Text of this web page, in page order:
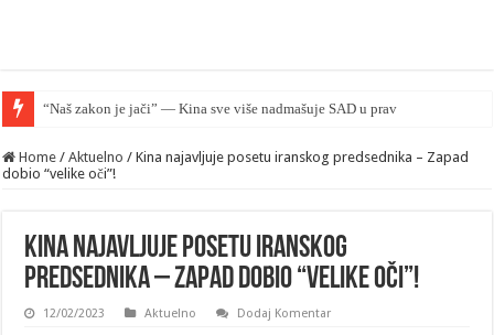
“Naš zakon je jači” — Kina sve više nadmašuje SAD u pravnom smislu
Home / Aktuelno / Kina najavljuje posetu iranskog predsednika – Zapad
dobio “velike oči”!
Kina najavljuje posetu iranskog
predsednika – Zapad dobio “velike oči”!
12/02/2023 Aktuelno Dodaj Komentar